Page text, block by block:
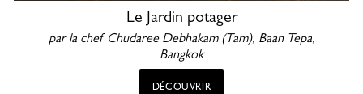
Le Jardin potager
par la chef Chudaree Debhakam (Tam), Baan Tepa,
Bangkok
DÉCOUVRIR